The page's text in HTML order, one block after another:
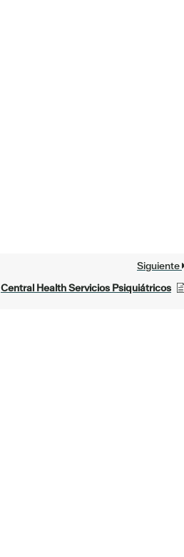
Siguiente
Central Health Servicios Psiquiátricos